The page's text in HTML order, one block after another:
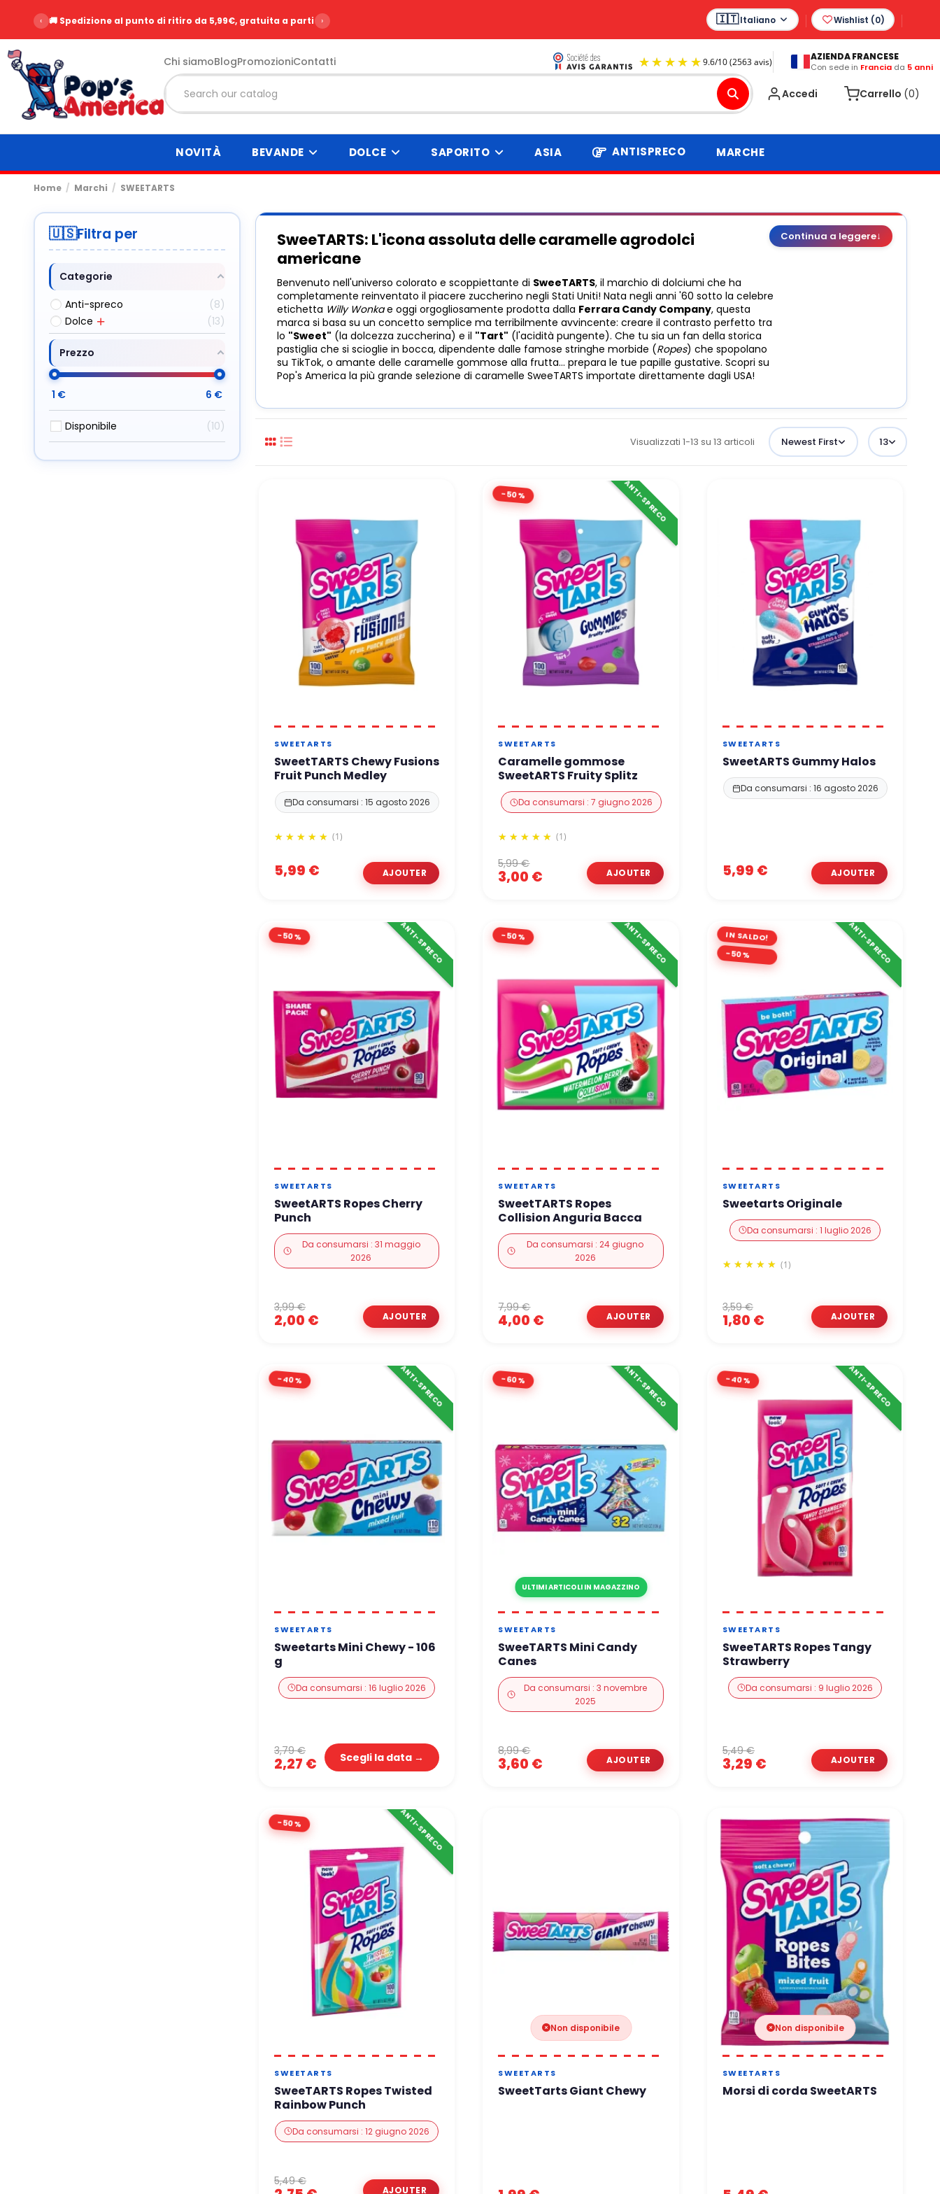
‹ 🚚 Spedizione al punto di ritiro da 5,99€, gratuita a partire da 99€
› Italiano Wishlist (0)
Chi siamoBlogPromozioniContatti
9.6/10 (2563 avis)
AZIENDA FRANCESE
Con sede in Franciada 5 anni
Accedi Carrello (0)
NOVITÀ BEVANDE DOLCE SAPORITO ASIA ANTISPRECO MARCHE
Home Marchi SWEETARTS
SweeTARTS: L'icona assoluta delle caramelle agrodolci
americane
Benvenuto nell'universo colorato e scoppiettante di SweeTARTS, il marchio di dolciumi che ha
completamente reinventato il piacere zuccherino negli Stati Uniti! Nata negli anni '60 sotto la celebre
etichetta Willy Wonkae oggi orgogliosamente prodotta dalla Ferrara Candy Company, questa
marca si basa su un concetto semplice ma terribilmente avvincente: creare il contrasto perfetto tra
lo "Sweet" (la dolcezza zuccherina) e il "Tart" (l'acidità pungente). Che tu sia un fan della storica
pastiglia che si scioglie in bocca, dipendente dalle famose stringhe morbide (Ropes) che spopolano
su TikTok, o amante delle caramelle gommose alla frutta... prepara le tue papille gustative. Scopri su
Pop's America la più grande selezione di caramelle SweeTARTS importate direttamente dagli USA!
Continua a leggere↓
Visualizzati 1-13 su 13 articoli Newest First 13
SWEETARTS
SweetTARTS Chewy Fusions
Fruit Punch Medley
Da consumarsi : 15 agosto 2026
(1)
5,99 €
-50% ANTI-SPRECO
SWEETARTS
Caramelle gommose
SweetARTS Fruity Splitz
Da consumarsi : 7 giugno 2026
(1)
3,00 €
5,99 €
SWEETARTS
SweetARTS Gummy Halos
Da consumarsi : 16 agosto 2026
5,99 €
-50% ANTI-SPRECO
SWEETARTS
SweetARTS Ropes Cherry
Punch
Da consumarsi : 31 maggio
2026
2,00 €
3,99 €
-50% ANTI-SPRECO
SWEETARTS
SweetTARTS Ropes
Collision Anguria Bacca
Da consumarsi : 24 giugno
2026
4,00 €
7,99 €
IN SALDO!
-50% ANTI-SPRECO
SWEETARTS
Sweetarts Originale
Da consumarsi : 1 luglio 2026
(1)
1,80 €
3,59 €
-40% ANTI-SPRECO
SWEETARTS
Sweetarts Mini Chewy - 106
g
Da consumarsi : 16 luglio 2026
2,27 €
3,79 € Scegli la data →
-60%
ULTIMI ARTICOLI IN MAGAZZINO
ANTI-SPRECO
SWEETARTS
SweeTARTS Mini Candy
Canes
Da consumarsi : 3 novembre
2025
3,60 €
8,99 €
-40% ANTI-SPRECO
SWEETARTS
SweeTARTS Ropes Tangy
Strawberry
Da consumarsi : 9 luglio 2026
3,29 €
5,49 €
-50% ANTI-SPRECO
SWEETARTS
SweeTARTS Ropes Twisted
Rainbow Punch
Da consumarsi : 12 giugno 2026
5,49 €
Non disponibile
SWEETARTS
SweetTarts Giant Chewy
Non disponibile
SWEETARTS
Morsi di corda SweetARTS
Filtra per
Categorie
Anti-spreco
8
Dolce
13
Prezzo
1 € 6 €
Disponibile 10